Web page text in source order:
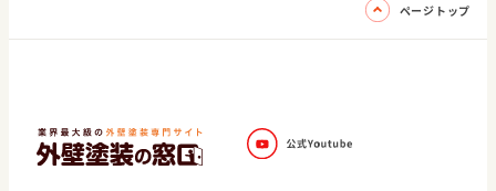
ページトップ